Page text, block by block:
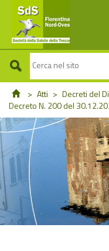
> Atti > Decreti del
Decreto N. 200 del